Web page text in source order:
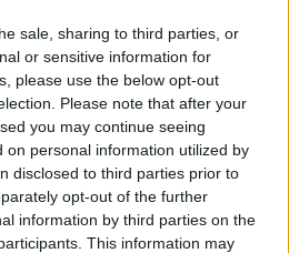
sale, sharing to third parties, or
or sensitive information for
please use the below opt-out
Please note that after your
you may continue seeing
on personal information utilized by
disclosed to third parties prior to
opt-out of the further
information by third parties on the
This information may
απόλυτα με τον
highlight της βραδιάς ήταν
που το «Supernatural»
να ανυψώνεται με
του arena, θυμίζοντας
μέσα σε ένα ιπτάμενο
τους πάντες.